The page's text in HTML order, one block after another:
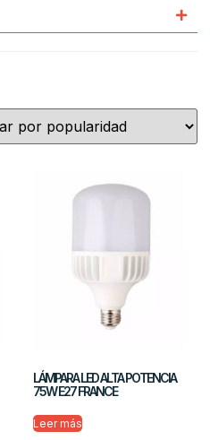
LÁMPARA LED ALTA POTENCIA
75W E27 FRANCE
Leer más